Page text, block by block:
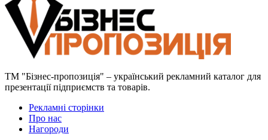
ТМ "Бізнес-пропозиція" – український рекламний каталог для
презентації підприємств та товарів.
Рекламні сторінки
Про нас
Нагороди